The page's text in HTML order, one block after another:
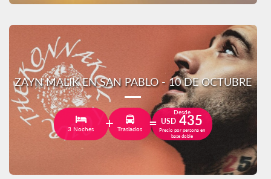
ZAYN MALIK EN SAN PABLO - 10 DE OCTUBRE
3 Noches Traslados
Desde
USD 435
Precio por persona en
base doble